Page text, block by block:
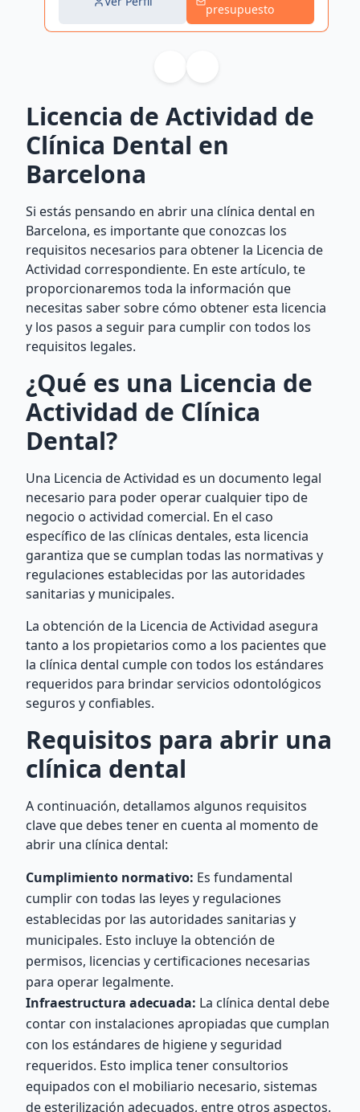
presupuesto
Licencia de Actividad de
Clínica Dental en
Barcelona
Si estás pensando en abrir una clínica dental en
Barcelona, es importante que conozcas los
requisitos necesarios para obtener la Licencia de
Actividad correspondiente. En este artículo, te
proporcionaremos toda la información que
necesitas saber sobre cómo obtener esta licencia
y los pasos a seguir para cumplir con todos los
requisitos legales.
¿Qué es una Licencia de
Actividad de Clínica
Dental?
Una Licencia de Actividad es un documento legal
necesario para poder operar cualquier tipo de
negocio o actividad comercial. En el caso
específico de las clínicas dentales, esta licencia
garantiza que se cumplan todas las normativas y
regulaciones establecidas por las autoridades
sanitarias y municipales.
La obtención de la Licencia de Actividad asegura
tanto a los propietarios como a los pacientes que
la clínica dental cumple con todos los estándares
requeridos para brindar servicios odontológicos
seguros y confiables.
Requisitos para abrir una
clínica dental
A continuación, detallamos algunos requisitos
clave que debes tener en cuenta al momento de
abrir una clínica dental:
Cumplimiento normativo: Es fundamental
cumplir con todas las leyes y regulaciones
establecidas por las autoridades sanitarias y
municipales. Esto incluye la obtención de
permisos, licencias y certificaciones necesarias
para operar legalmente.
Infraestructura adecuada: La clínica dental debe
contar con instalaciones apropiadas que cumplan
con los estándares de higiene y seguridad
requeridos. Esto implica tener consultorios
equipados con el mobiliario necesario, sistemas
de esterilización adecuados, entre otros aspectos.